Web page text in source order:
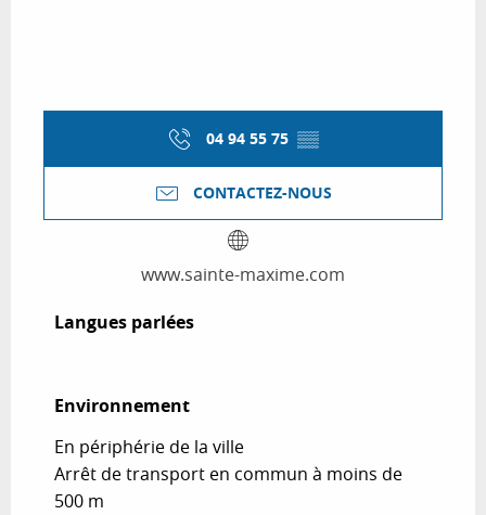
04 94 55 75 ▒▒
CONTACTEZ-NOUS
www.sainte-maxime.com
Langues parlées
Langues parlées
Environnement
Environnement
En périphérie de la ville
Arrêt de transport en commun à moins de
500 m